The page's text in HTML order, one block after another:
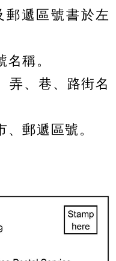
郵遞區號書於左
稱。
弄、巷、路街名
郵遞區號。